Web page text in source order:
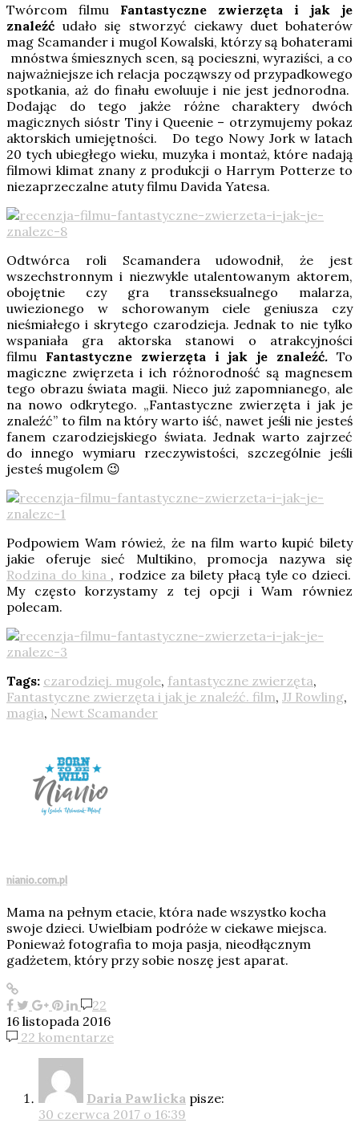
Twórcom filmu Fantastyczne zwierzęta i jak je
znaleźć udało się stworzyć ciekawy duet bohaterów
mag Scamander i mugol Kowalski, którzy są bohaterami
mnóstwa śmiesznych scen, są pocieszni, wyraziści, a co
najważniejsze ich relacja począwszy od przypadkowego
spotkania, aż do finału ewoluuje i nie jest jednorodna.
Dodając do tego jakże różne charaktery dwóch
magicznych sióstr Tiny i Queenie – otrzymujemy pokaz
aktorskich umiejętności. Do tego Nowy Jork w latach
20 tych ubiegłego wieku, muzyka i montaż, które nadają
filmowi klimat znany z produkcji o Harrym Potterze to
niezaprzeczalne atuty filmu Davida Yatesa.
Odtwórca roli Scamandera udowodnił, że jest
wszechstronnym i niezwykle utalentowanym aktorem,
obojętnie czy gra transseksualnego malarza,
uwiezionego w schorowanym ciele geniusza czy
nieśmiałego i skrytego czarodzieja. Jednak to nie tylko
wspaniała gra aktorska stanowi o atrakcyjności
filmu Fantastyczne zwierzęta i jak je znaleźć.To
magiczne zwięrzeta i ich różnorodność są magnesem
tego obrazu świata magii. Nieco już zapomnianego, ale
na nowo odkrytego. „Fantastyczne zwierzęta i jak je
znaleźć” to film na który warto iść, nawet jeśli nie jesteś
fanem czarodziejskiego świata. Jednak warto zajrzeć
do innego wymiaru rzeczywistości, szczególnie jeśli
jesteś mugolem 😉
Podpowiem Wam rówież, że na film warto kupić bilety
jakie oferuje sieć Multikino, promocja nazywa się
Rodzina do kina , rodzice za bilety płacą tyle co dzieci.
My często korzystamy z tej opcji i Wam równiez
polecam.
Tags: czarodziej. mugole, fantastyczne zwierzęta,
Fantastyczne zwierzęta i jak je znaleźć. film, JJ Rowling,
magia, Newt Scamander
nianio.com.pl
Mama na pełnym etacie, która nade wszystko kocha
swoje dzieci. Uwielbiam podróże w ciekawe miejsca.
Ponieważ fotografia to moja pasja, nieodłącznym
gadżetem, który przy sobie noszę jest aparat.
22
16 listopada 2016
22 komentarze
Daria Pawlicka pisze:
30 czerwca 2017 o 16:39